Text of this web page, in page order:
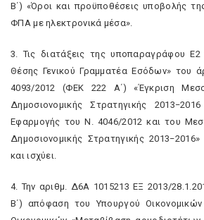
Β΄) «Όροι και προϋποθέσεις υποβολής
ΦΠΑ με ηλεκτρονικά μέσα».
3. Τις διατάξεις της υποπαραγράφου
Θέσης Γενικού Γραμματέα Εσόδων» του
4093/2012 (ΦΕΚ 222 Α΄) «Έγκριση
Δημοσιονομικής Στρατηγικής
Εφαρμογής του Ν. 4046/2012 και του
Δημοσιονομικής Στρατηγικής
και ισχύει.
4. Την αριθμ. Δ6Α 1015213 ΕΞ 2013/
Β΄) απόφαση του Υπουργού